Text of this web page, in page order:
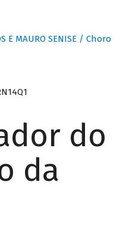
E MAURO SENISE / Choro
do
da